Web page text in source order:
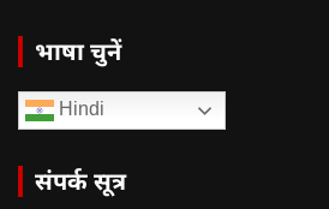
भाषा चुनें
Hindi
संपर्क सूत्र